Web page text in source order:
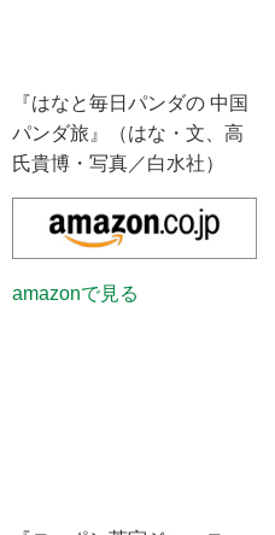
『はなと毎日パンダの 中国
パンダ旅』（はな・文、高
氏貴博・写真／白水社）
amazonで見る